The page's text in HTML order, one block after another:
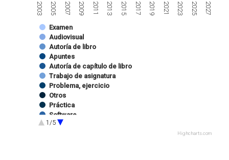
Examen
Audiovisual
Autoría de libro
Apuntes
Autoría de capítulo de libro
Trabajo de asignatura
Problema, ejercicio
Otros
Práctica
Software
Ejercicio de prácticas
1/5
2003 2005 2007 2009 2011 2013 2015 2017 2019 2021 2023 2025 2027
Highcharts.com